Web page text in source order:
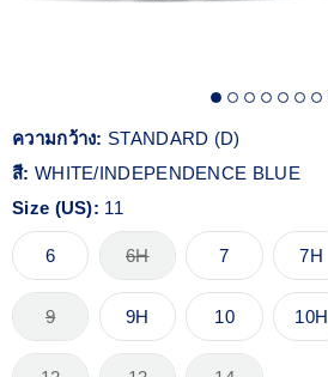
ความกว้าง: STANDARD (D)
สี: WHITE/INDEPENDENCE BLUE
Size (US): 11
6 6H 7 7H
9 9H 10 10H